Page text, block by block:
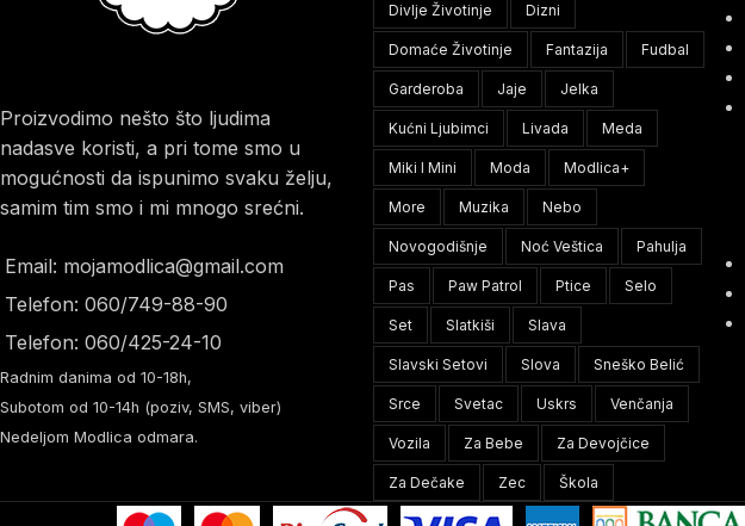
Proizvodimo nešto što ljudima
nadasve koristi, a pri tome smo u
mogućnosti da ispunimo svaku želju,
samim tim smo i mi mnogo srećni.
Email: mojamodlica@gmail.com
Telefon: 060/749-88-90
Telefon: 060/425-24-10
Radnim danima od 10-18h,
Subotom od 10-14h (poziv, SMS, viber)
Nedeljom Modlica odmara.
Divlje Životinje Dizni
Domaće Životinje Fantazija Fudbal
Garderoba Jaje Jelka
Kućni Ljubimci Livada Meda
Miki I Mini Moda Modlica+
More Muzika Nebo
Novogodišnje Noć Veštica Pahulja
Pas Paw Patrol Ptice Selo
Set Slatkiši Slava
Slavski Setovi Slova Sneško Belić
Srce Svetac Uskrs Venčanja
Vozila Za Bebe Za Devojčice
Za Dečake Zec Škola